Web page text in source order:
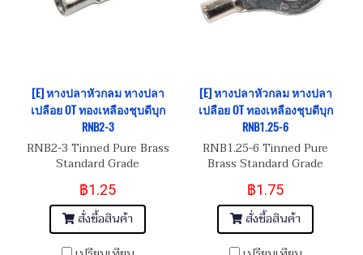
[E] หางปลาหัวกลม หางปลา
เปลือย OT ทองเหลืองชุบดีบุก
RNB2-3
RNB2-3 Tinned Pure Brass
Standard Grade
฿1.25
สั่งซื้อสินค้า
[E] หางปลาหัวกลม หางปลา
เปลือย OT ทองเหลืองชุบดีบุก
RNB1.25-6
RNB1.25-6 Tinned Pure
Brass Standard Grade
฿1.75
สั่งซื้อสินค้า